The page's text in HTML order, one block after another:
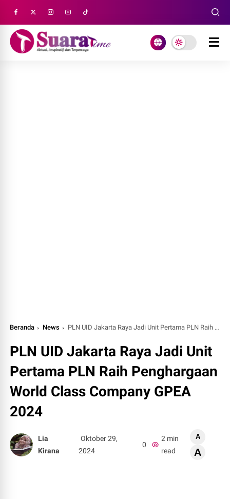
Beranda News PLN UID Jakarta Raya Jadi Unit Pertama PLN Raih Penghargaan World Class Company GPEA 2024
PLN UID Jakarta Raya Jadi Unit
Pertama PLN Raih Penghargaan
World Class Company GPEA
2024
Lia
Kirana
Oktober 29,
2024
0
2 min
read
A
A